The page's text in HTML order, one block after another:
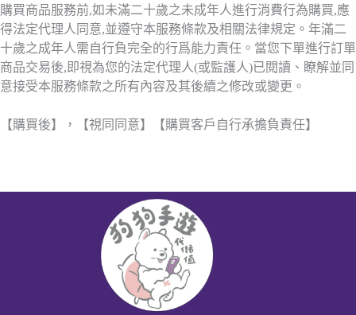
購買商品服務前,如未滿二十歲之未成年人進行消費行為購買,應
得法定代理人同意,並遵守本服務條款及相關法律規定。年滿二
十歲之成年人需自行負完全的行爲能力責任。當您下單進行訂單
商品交易後,即視為您的法定代理人(或監護人)已閱讀、瞭解並同
意接受本服務條款之所有內容及其後續之修改或變更。
【購買後】，【視同同意】【購買客戶自行承擔負責任】